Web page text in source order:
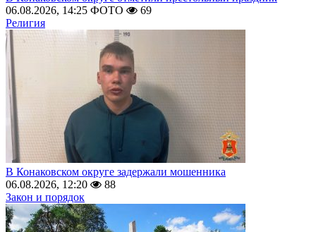
06.08.2026, 14:25 ФОТО
69
Религия
В Конаковском округе задержали мошенника
06.08.2026, 12:20
88
Закон и порядок